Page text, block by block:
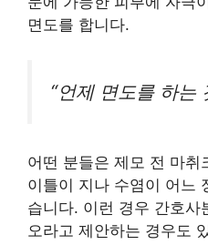
면도를 합니다.
“언제 면도를 하는
어떤 분들은 제모 전 마취
이틀이 지나 수염이 어느
습니다. 이런 경우 간호사
오라고 제안하는 경우도